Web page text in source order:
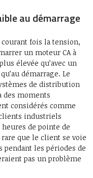
au démarrage
fois la tension,
un moteur CA à
élevée qu’avec un
démarrage. Le
de distribution
moments
considérés comme
industriels
de pointe de
que le client se voie
les périodes de
pas un problème